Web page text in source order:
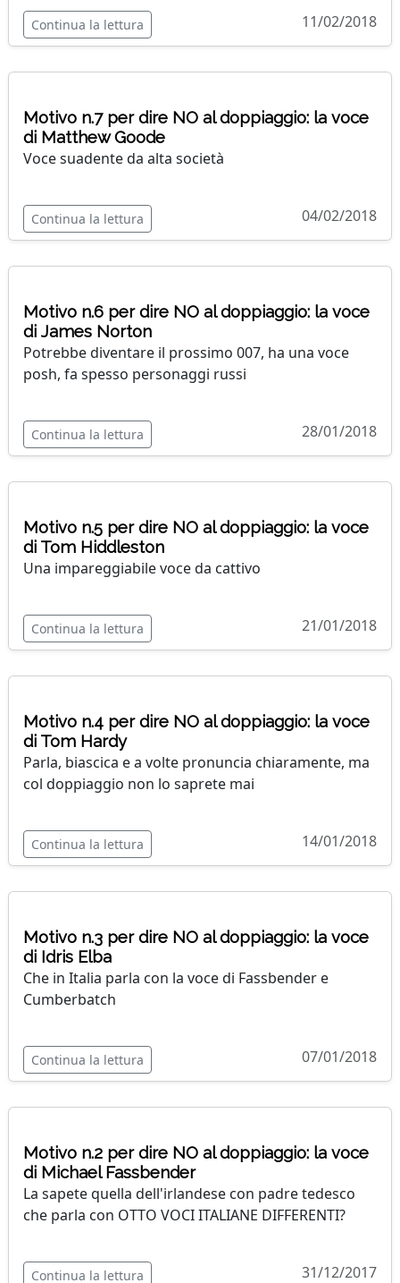
Continua la lettura 11/02/2018
Motivo n.7 per dire NO al doppiaggio: la voce
di Matthew Goode
Voce suadente da alta società
Continua la lettura 04/02/2018
Motivo n.6 per dire NO al doppiaggio: la voce
di James Norton
Potrebbe diventare il prossimo 007, ha una voce
posh, fa spesso personaggi russi
Continua la lettura 28/01/2018
Motivo n.5 per dire NO al doppiaggio: la voce
di Tom Hiddleston
Una impareggiabile voce da cattivo
Continua la lettura 21/01/2018
Motivo n.4 per dire NO al doppiaggio: la voce
di Tom Hardy
Parla, biascica e a volte pronuncia chiaramente, ma
col doppiaggio non lo saprete mai
Continua la lettura 14/01/2018
Motivo n.3 per dire NO al doppiaggio: la voce
di Idris Elba
Che in Italia parla con la voce di Fassbender e
Cumberbatch
Continua la lettura 07/01/2018
Motivo n.2 per dire NO al doppiaggio: la voce
di Michael Fassbender
La sapete quella dell'irlandese con padre tedesco
che parla con OTTO VOCI ITALIANE DIFFERENTI?
Continua la lettura 31/12/2017